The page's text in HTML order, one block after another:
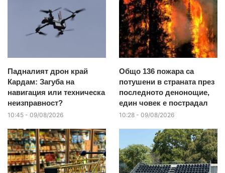
Падналият дрон край
Кардам: Загуба на
навигация или техническа
неизправност?
10:45 - 09/08/2026
Общо 136 пожара са
потушени в страната през
последното денонощие,
един човек е пострадал
10:28 - 09/08/2026